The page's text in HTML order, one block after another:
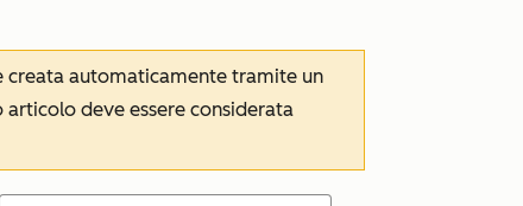
creata automaticamente tramite un
deve essere considerata